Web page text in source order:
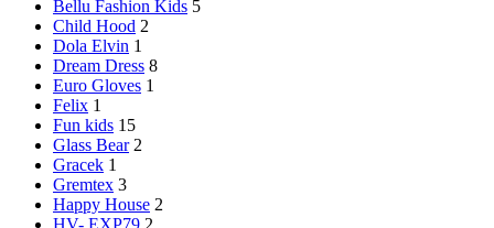
Bellu Fashion Kids 5
Child Hood 2
Dola Elvin 1
Dream Dress 8
Euro Gloves 1
Felix 1
Fun kids 15
Glass Bear 2
Gracek 1
Gremtex 3
Happy House 2
HV- EXP79 2